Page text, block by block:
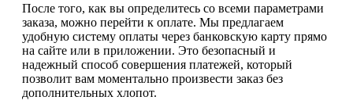
После того, как вы определитесь со всеми параметрами
заказа, можно перейти к оплате. Мы предлагаем
удобную систему оплаты через банковскую карту прямо
на сайте или в приложении. Это безопасный и
надежный способ совершения платежей, который
позволит вам моментально произвести заказ без
дополнительных хлопот.